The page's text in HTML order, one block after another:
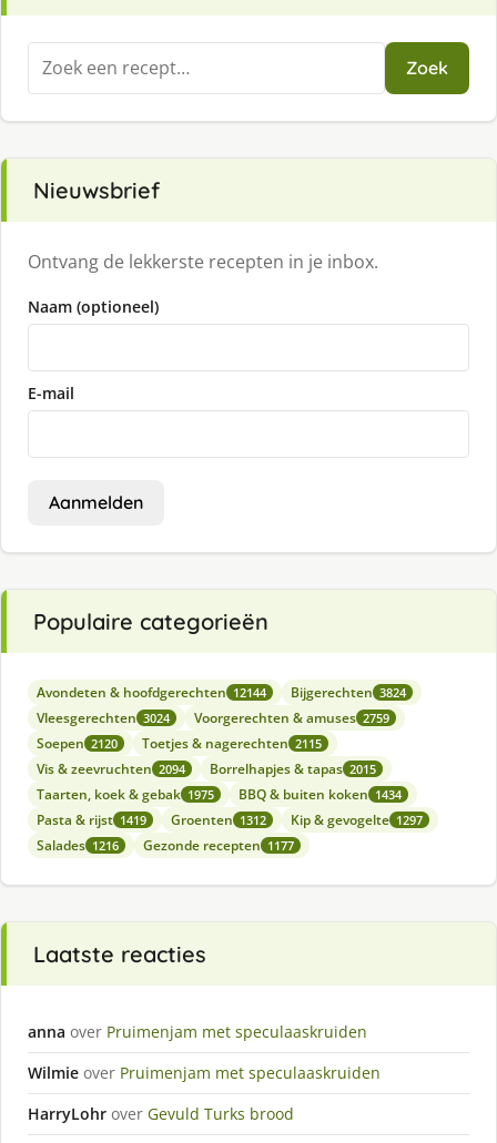
Zoeken
naar:
Zoek
Nieuwsbrief
Ontvang de lekkerste recepten in je inbox.
Naam (optioneel)
E-mail
Aanmelden
Populaire categorieën
Avondeten & hoofdgerechten 12144 Bijgerechten 3824
Vleesgerechten 3024 Voorgerechten & amuses 2759
Soepen 2120 Toetjes & nagerechten 2115
Vis & zeevruchten 2094 Borrelhapjes & tapas 2015
Taarten, koek & gebak 1975 BBQ & buiten koken 1434
Pasta & rijst 1419 Groenten 1312 Kip & gevogelte 1297
Salades 1216 Gezonde recepten 1177
Laatste reacties
anna over Pruimenjam met speculaaskruiden
Wilmie over Pruimenjam met speculaaskruiden
HarryLohr over Gevuld Turks brood